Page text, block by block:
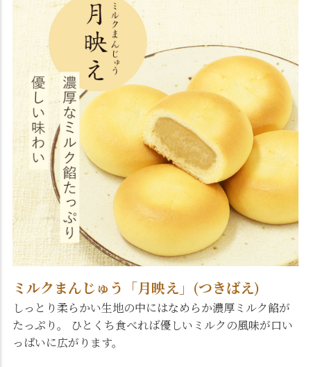
ミルクまんじゅう「月映え」(つきばえ)
しっとり柔らかい生地の中にはなめらか濃厚ミルク餡が
たっぷり。 ひとくち食べれば優しいミルクの風味が口い
っぱいに広がります。